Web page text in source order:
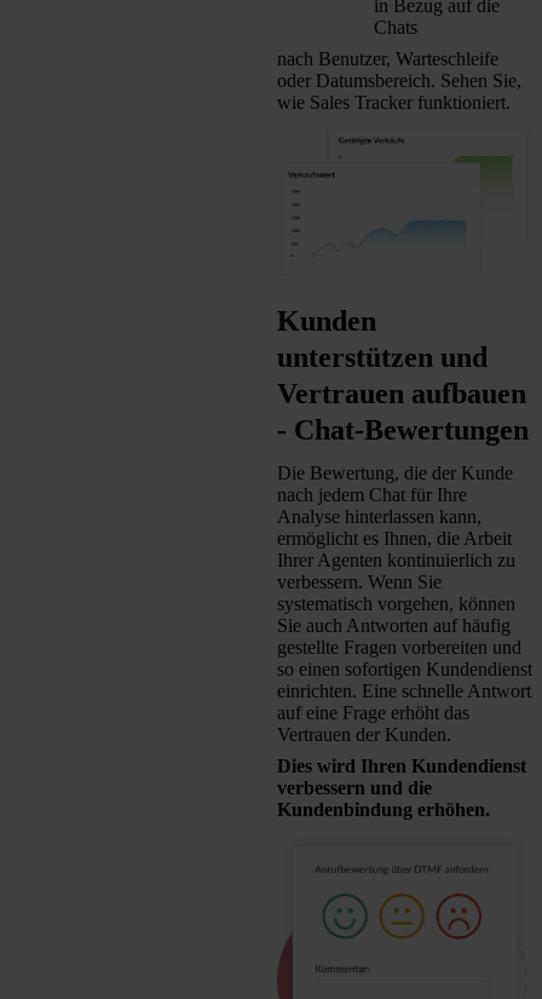
in Bezug auf die
Chats
nach Benutzer, Warteschleife
oder Datumsbereich. Sehen Sie,
wie Sales Tracker funktioniert.
Kunden
unterstützen und
Vertrauen aufbauen
- Chat-Bewertungen
Die Bewertung, die der Kunde
nach jedem Chat für Ihre
Analyse hinterlassen kann,
ermöglicht es Ihnen, die Arbeit
Ihrer Agenten kontinuierlich zu
verbessern. Wenn Sie
systematisch vorgehen, können
Sie auch Antworten auf häufig
gestellte Fragen vorbereiten und
so einen sofortigen Kundendienst
einrichten. Eine schnelle Antwort
auf eine Frage erhöht das
Vertrauen der Kunden.
Dies wird Ihren Kundendienst
verbessern und die
Kundenbindung erhöhen.